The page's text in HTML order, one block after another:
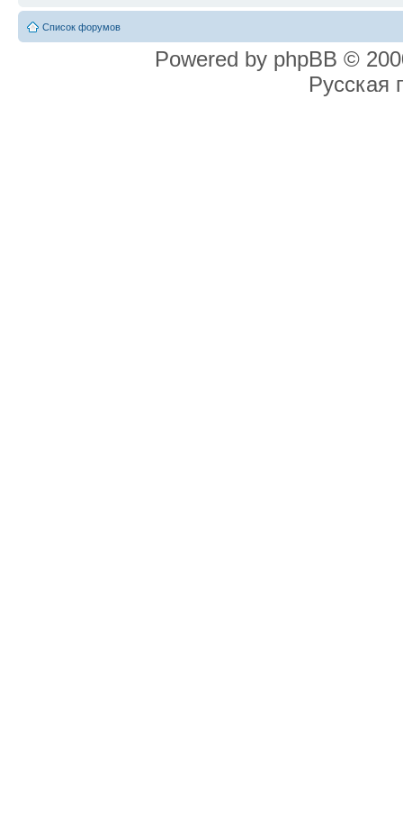
Список форумов
Powered by phpBB ©
Русская